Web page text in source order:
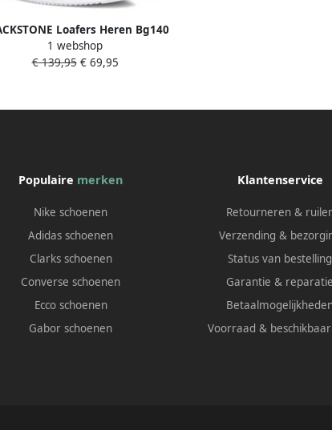
Loafers Heren Bg140
40 Materiaal: Leer Kleur: Beige
1 webshop
€ 139,95€ 69,95
Populaire merken
Nike schoenen
Adidas schoenen
Clarks schoenen
Converse schoenen
Ecco schoenen
Gabor schoenen
Klantenservice
Retourneren &
Verzending &
Status van bestelling
Garantie & reparatie
Voorraad &